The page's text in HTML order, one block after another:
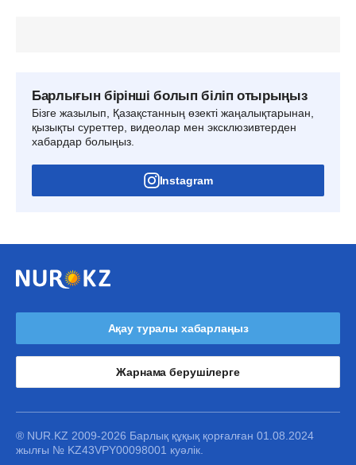
Барлығын бірінші болып біліп отырыңыз
Бізге жазылып, Қазақстанның өзекті жаңалықтарынан,
қызықты суреттер, видеолар мен эксклюзивтерден
хабардар болыңыз.
Instagram
Ақау туралы хабарлаңыз
Жарнама берушілерге
® NUR.KZ 2009-2026 Барлық құқық қорғалған 01.08.2024
жылғы № KZ43VPY00098001 куәлік.